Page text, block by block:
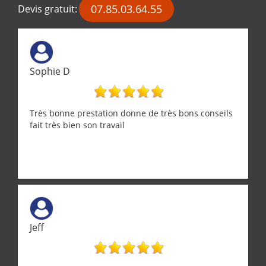
Devis gratuit: 07.85.03.64.55
Sophie D
Très bonne prestation donne de très bons conseils
fait très bien son travail
Jeff